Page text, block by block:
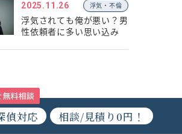
2025.11.26 浮気・不倫
浮気されても俺が悪い？男
性依頼者に多い思い込み
偵対応 相談/見積り0円！